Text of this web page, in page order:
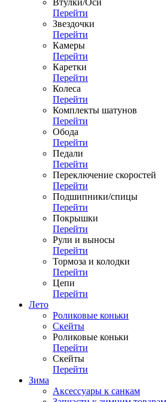
Втулки/Оси
Перейти
Звездочки
Перейти
Камеры
Перейти
Каретки
Перейти
Колеса
Перейти
Комплекты шатунов
Перейти
Обода
Перейти
Педали
Перейти
Переключение скоростей
Перейти
Подшипники/спицы
Перейти
Покрышки
Перейти
Рули и выносы
Перейти
Тормоза и колодки
Перейти
Цепи
Перейти
Лето
Роликовые коньки
Скейты
Роликовые коньки
Перейти
Скейты
Перейти
Зима
Аксессуары к санкам